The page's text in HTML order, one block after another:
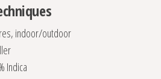
indoor/outdoor
Indica